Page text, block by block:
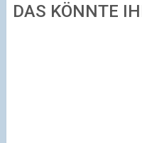
DAS KÖNNTE